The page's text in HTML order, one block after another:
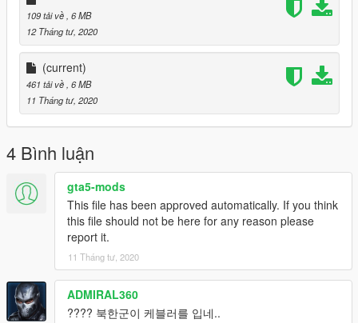
109 tải về , 6 MB
12 Tháng tư, 2020
(current)
461 tải về , 6 MB
11 Tháng tư, 2020
4 Bình luận
gta5-mods
This file has been approved automatically. If you think
this file should not be here for any reason please
report it.
11 Tháng tư, 2020
ADMIRAL360
???? 북한군이 케블러를 입네..